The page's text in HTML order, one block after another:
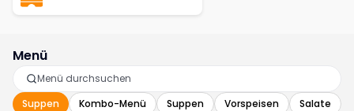
Menü
Suppen Kombo-Menü Suppen Vorspeisen Salate